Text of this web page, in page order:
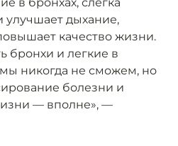
в бронхах, слегка
улучшает дыхание,
качество жизни.
бронхи и легкие в
никогда не сможем, но
болезни и
— вполне», —